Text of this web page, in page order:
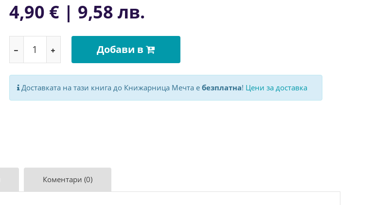
4,90 € | 9,58 лв.
Добави в
Доставката на тази книга до Книжарница Мечта е безплатна! Цени за доставка
Коментари (0)